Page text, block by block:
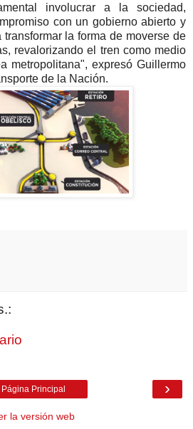
involucrar a la sociedad,
con un gobierno abierto y
la forma de moverse de
revalorizando el tren como medio
metropolitana", expresó Guillermo
de la Nación.
›
Página Principal
la versión web